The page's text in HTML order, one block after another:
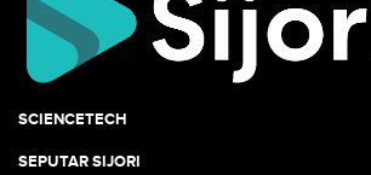
SCIENCETECH
SEPUTAR SIJORI